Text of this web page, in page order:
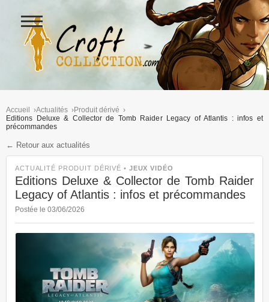
Figurines Lara Croft et
Ouvrir
le
menu
Accueil Actualités
Produit dérivé
Editions Deluxe & Collector de Tomb Raider Legacy of Atlantis : infos et
précommandes
← Retour aux actualités
ACTUALITÉ PRODUIT DÉRIVÉ • JEUX VIDÉO
Editions Deluxe & Collector de Tomb Raider
Legacy of Atlantis : infos et précommandes
Postée le 03/06/2026